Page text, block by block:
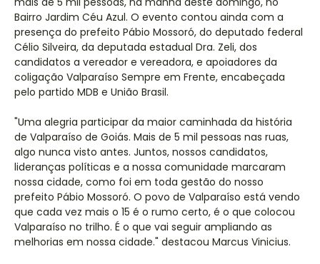
Bairro Jardim Céu Azul. O evento contou ainda com a
presença do prefeito Pábio Mossoró, do deputado federal
Célio Silveira, da deputada estadual Dra. Zeli, dos
candidatos a vereador e vereadora, e apoiadores da
coligação Valparaíso Sempre em Frente, encabeçada
pelo partido MDB e União Brasil.
"Uma alegria participar da maior caminhada da história
de Valparaíso de Goiás. Mais de 5 mil pessoas nas ruas,
algo nunca visto antes. Juntos, nossos candidatos,
lideranças políticas e a nossa comunidade marcaram
nossa cidade, como foi em toda gestão do nosso
prefeito Pábio Mossoró. O povo de Valparaíso está vendo
que cada vez mais o 15 é o rumo certo, é o que colocou
Valparaíso no trilho. É o que vai seguir ampliando as
melhorias em nossa cidade." destacou Marcus Vinicius.